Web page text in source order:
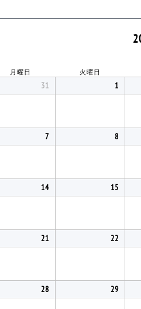
月曜日 火曜日
31 1
7 8
14 15
21 22
28 29